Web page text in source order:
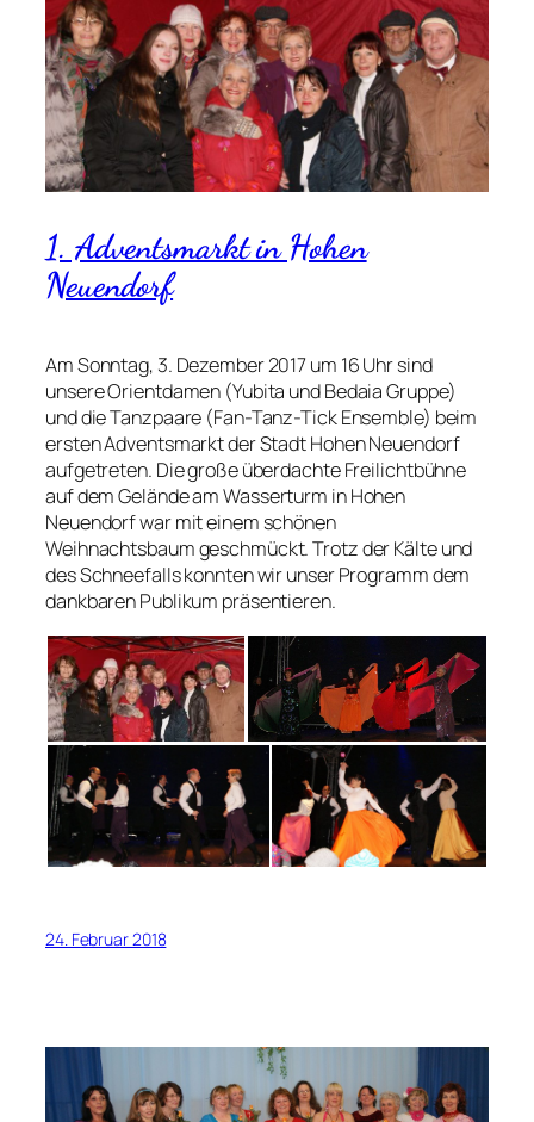
1. Adventsmarkt in Hohen
Neuendorf
Am Sonntag, 3. Dezember 2017 um 16 Uhr sind
unsere Orientdamen (Yubita und Bedaia Gruppe)
und die Tanzpaare (Fan-Tanz-Tick Ensemble) beim
ersten Adventsmarkt der Stadt Hohen Neuendorf
aufgetreten. Die große überdachte Freilichtbühne
auf dem Gelände am Wasserturm in Hohen
Neuendorf war mit einem schönen
Weihnachtsbaum geschmückt. Trotz der Kälte und
des Schneefalls konnten wir unser Programm dem
dankbaren Publikum präsentieren.
24. Februar 2018